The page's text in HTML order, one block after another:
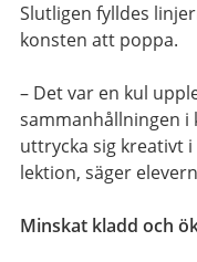
Slutligen fylldes
konsten att poppa.
– Det var en kul
sammanhållningen i
uttrycka sig kreativt
lektion, säger
Minskat kladd och